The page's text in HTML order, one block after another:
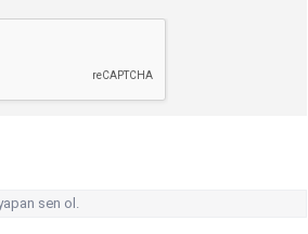
sen ol.